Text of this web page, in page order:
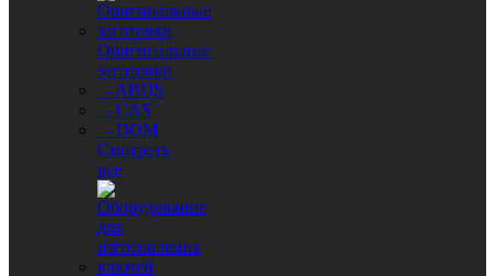
Оригинальные
заготовки
- ABUS
- CAS
- DOM
Смотреть
все